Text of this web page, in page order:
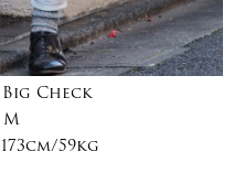
Big Check
M
173cm/59kg